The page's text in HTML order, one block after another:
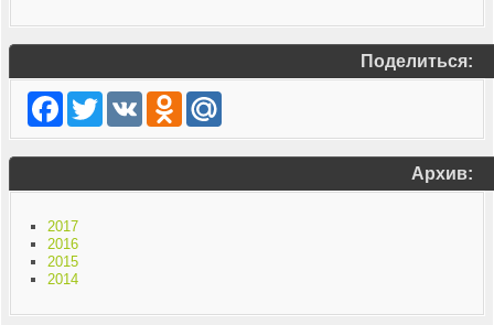
Поделиться:
Facebook
TwitterVK Odnoklassniki
Mail.Ru
Архив:
2017
2016
2015
2014